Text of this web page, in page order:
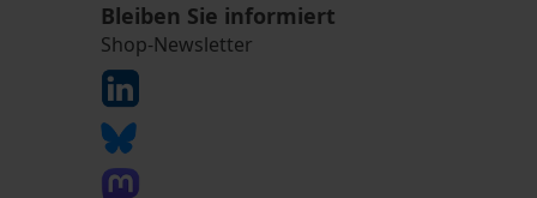
Bleiben Sie informiert
Shop-Newsletter